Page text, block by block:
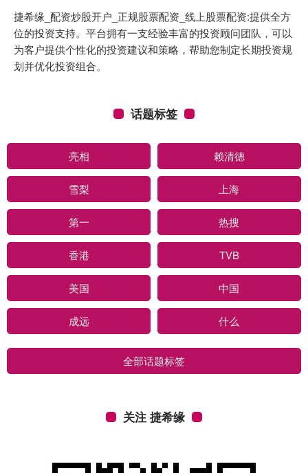
捷希缘_配资炒股开户_正规股票配资_线上股票配资:提供全方
位的投资支持。平台拥有一支经验丰富的投资顾问团队，可以
为客户提供个性化的投资建议和策略，帮助您制定长期投资规
划并优化投资组合。
话题标签
亮相 赖清德
雪梨 上海
第一 热搜
香港 TVB
美国 中国
成远 什么
全部话题标签
关注 捷希缘